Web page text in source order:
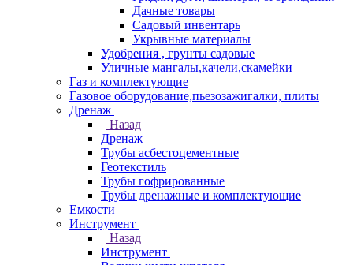
Дачные товары
Садовый инвентарь
Укрывные материалы
Удобрения , грунты садовые
Уличные мангалы,качели,скамейки
Газ и комплектующие
Газовое оборудование,пьезозажигалки, плиты
Дренаж
Назад
Дренаж
Трубы асбестоцементные
Геотекстиль
Трубы гофрированные
Трубы дренажные и комплектующие
Емкости
Инструмент
Назад
Инструмент